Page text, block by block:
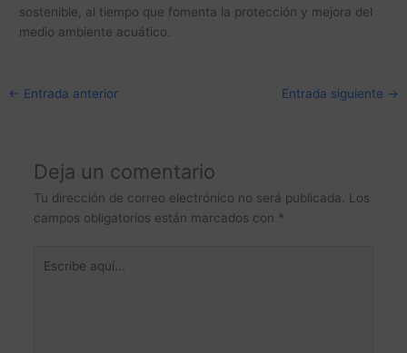
sostenible, al tiempo que fomenta la protección y mejora del
medio ambiente acuático.
← Entrada anterior Entrada siguiente →
Deja un comentario
Tu dirección de correo electrónico no será publicada.
Los
campos obligatorios están marcados con *
aquí...